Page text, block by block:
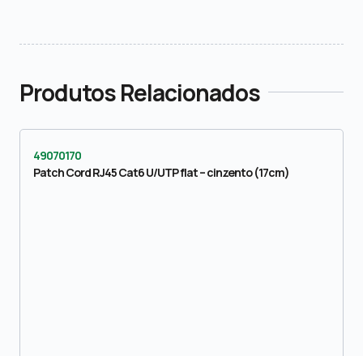
Produtos Relacionados
49070170
Patch Cord RJ45 Cat6 U/UTP flat – cinzento (17cm)